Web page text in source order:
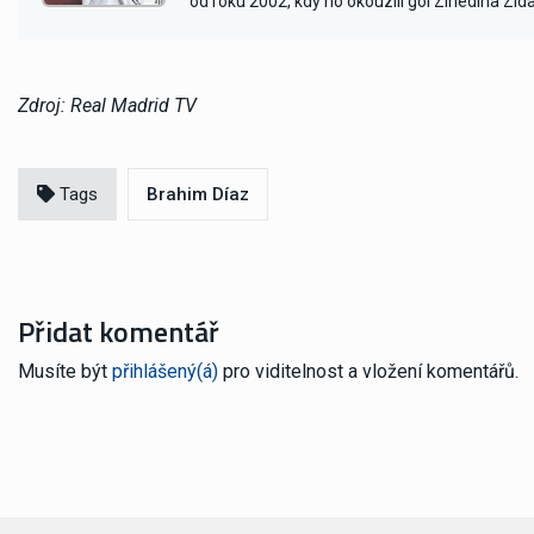
Zdroj: Real Madrid TV
Tags Brahim Díaz
Přidat komentář
Musíte být přihlášený(á) pro viditelnost a vložení komentářů.